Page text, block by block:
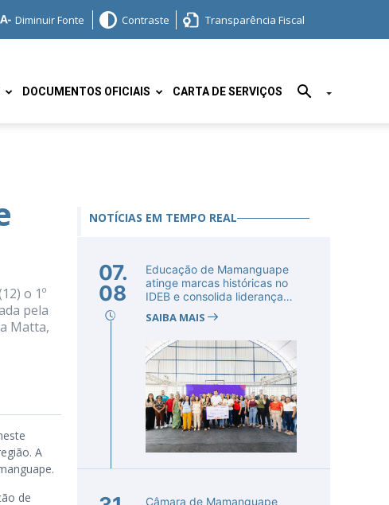
Diminuir Fonte Contraste Transparência Fiscal
DOCUMENTOS OFICIAIS CARTA DE SERVIÇOS
o 1º
pela
Matta,
A
de
NOTÍCIAS EM TEMPO REAL
07.
08
Educação de Mamanguape
atinge marcas históricas no
IDEB e consolida liderança
SAIBA MAIS
Câmara de Mamanguape